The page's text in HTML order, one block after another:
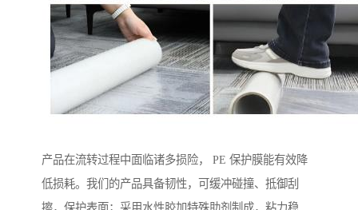
产品在流转过程中面临诸多损险， PE 保护膜能有效降
低损耗。我们的产品具备韧性，可缓冲碰撞、抵御刮